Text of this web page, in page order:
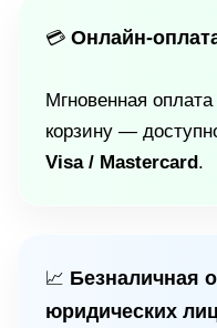
💳 Онлайн-
Мгновенная
корзину —
Visa / Mastercard.
📈 Безналичная
юридических